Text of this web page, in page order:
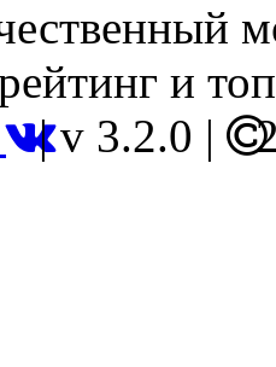
и
|v 3.2.0 |